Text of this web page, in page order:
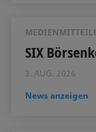
SIX
3. AUG. 2026
News anzeigen